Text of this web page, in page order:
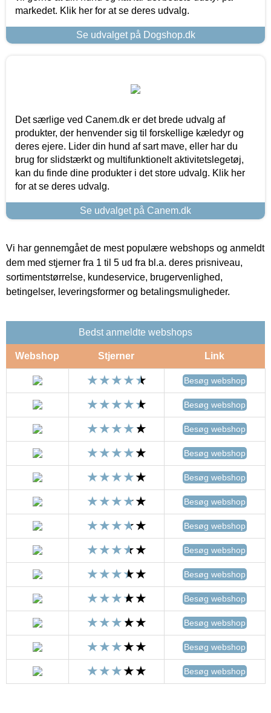
markedet. Klik her for at se deres udvalg.
Se udvalget på Dogshop.dk
Det særlige ved Canem.dk er det brede udvalg af
produkter, der henvender sig til forskellige kæledyr og
deres ejere. Lider din hund af sart mave, eller har du
brug for slidstærkt og multifunktionelt aktivitetslegetøj,
kan du finde dine produkter i det store udvalg. Klik her
for at se deres udvalg.
Se udvalget på Canem.dk
Vi har gennemgået de mest populære webshops og anmeldt
dem med stjerner fra 1 til 5 ud fra bl.a. deres prisniveau,
sortimentstørrelse, kundeservice, brugervenlighed,
betingelser, leveringsformer og betalingsmuligheder.
Bedst anmeldte webshops
Webshop Stjerner Link
Besøg webshop
Besøg webshop
Besøg webshop
Besøg webshop
Besøg webshop
Besøg webshop
Besøg webshop
Besøg webshop
Besøg webshop
Besøg webshop
Besøg webshop
Besøg webshop
Besøg webshop